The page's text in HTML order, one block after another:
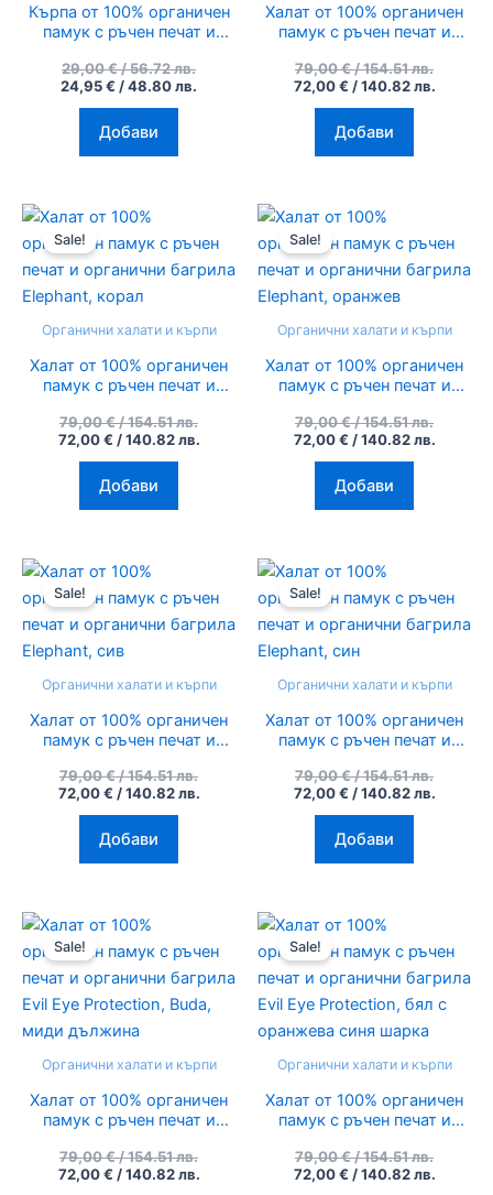
Кърпа от 100% органичен
памук с ръчен печат и
Protection, фуксия
29,00€/ 56.72 лв.
24,95€ / 48.80 лв.
Добави
Халат от 100% органичен
памук с ръчен печат и
Elephant, зелен
79,00€/ 154.51 лв.
72,00€ / 140.82 лв.
Добави
Sale!
Органични халати и кърпи
Халат от 100% органичен
памук с ръчен печат и
Elephant, корал
79,00€/ 154.51 лв.
was:
79,00 €
/
72,00€ / 140.82 лв.
Текущата
е:
72,00 €
/
Добави
Sale!
Органични халати и кърпи
Халат от 100% органичен
памук с ръчен печат и
Elephant, оранжев
79,00€/ 154.51 лв.
was:
79,00 €
/
72,00€ / 140.82 лв.
е:
72,00 €
/
Добави
Sale!
Органични халати и кърпи
Халат от 100% органичен
памук с ръчен печат и
Elephant, сив
79,00€/ 154.51 лв.
was:
79,00 €
/
72,00€ / 140.82 лв.
Текущата
е:
72,00 €
/
Добави
Sale!
Органични халати и кърпи
Халат от 100% органичен
памук с ръчен печат и
Elephant, син
79,00€/ 154.51 лв.
was:
79,00 €
/
72,00€ / 140.82 лв.
е:
72,00 €
/
Добави
Sale!
Органични халати и кърпи
Халат от 100% органичен
памук с ръчен печат и
Protection, Buda, миди
дължина
79,00€/ 154.51 лв.
was:
79,00 €
/
154.51
72,00€ / 140.82 лв.
Текущата
е:
72,00 €
/
140.82
Sale!
Органични халати и кърпи
Халат от 100% органичен
памук с ръчен печат и
Protection, бял с оранжева
синя шарка
79,00€/ 154.51 лв.
was:
79,00 €
/
154.51
72,00€ / 140.82 лв.
е:
72,00 €
/
140.82